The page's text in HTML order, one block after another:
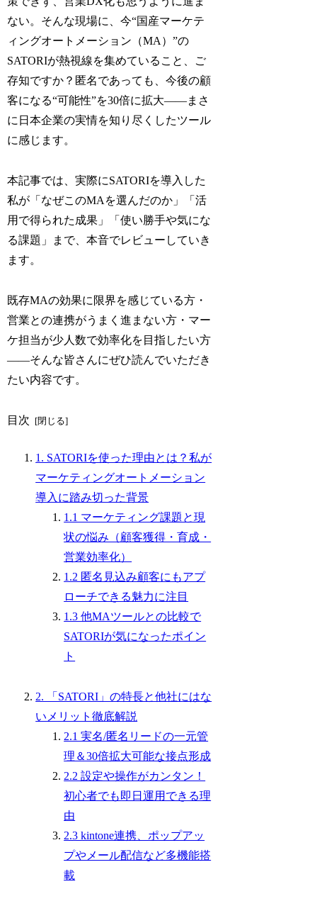
ない。そんな現場に、今“国産マーケテ
ィングオートメーション（MA）”の
SATORIが熱視線を集めていること、ご
存知ですか？匿名であっても、今後の顧
客になる“可能性”を30倍に拡大――まさ
に日本企業の実情を知り尽くしたツール
に感じます。
本記事では、実際にSATORIを導入した
私が「なぜこのMAを選んだのか」「活
用で得られた成果」「使い勝手や気にな
る課題」まで、本音でレビューしていき
ます。
既存MAの効果に限界を感じている方・
営業との連携がうまく進まない方・マー
ケ担当が少人数で効率化を目指したい方
――そんな皆さんにぜひ読んでいただき
たい内容です。
目次
1. SATORIを使った理由とは？私が
マーケティングオートメーション
導入に踏み切った背景
1.1 マーケティング課題と現
状の悩み（顧客獲得・育成・
営業効率化）
1.2 匿名見込み顧客にもアプ
ローチできる魅力に注目
1.3 他MAツールとの比較で
SATORIが気になったポイン
ト
2. 「SATORI」の特長と他社にはな
いメリット徹底解説
2.1 実名/匿名リードの一元管
理＆30倍拡大可能な接点形成
2.2 設定や操作がカンタン！
初心者でも即日運用できる理
由
2.3 kintone連携、ポップアッ
プやメール配信など多機能搭
載